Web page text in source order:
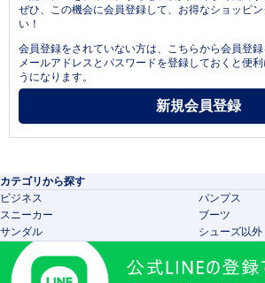
ぜひ、この機会に会員登録して、お得なショッピ
い！
会員登録をされていない方は、こちらから会員登録
メールアドレスとパスワードを登録しておくと便
うになります。
カテゴリから探す
ビジネス
パンプス
スニーカー
ブーツ
サンダル
シューズ以外